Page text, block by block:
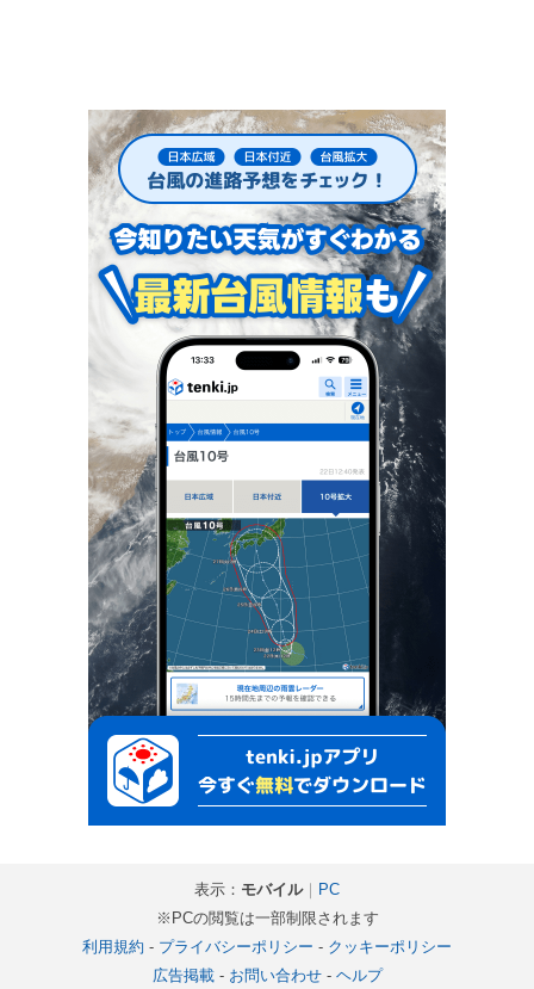
表示： モバイル｜ PC
※PCの閲覧は一部制限されます
利用規約 - プライバシーポリシー - クッキーポリシー
広告掲載- お問い合わせ- ヘルプ